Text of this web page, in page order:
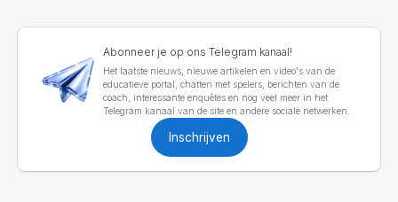
Abonneer je op ons Telegram kanaal!
Het laatste nieuws, nieuwe artikelen en video's van de
educatieve portal, chatten met spelers, berichten van de
coach, interessante enquêtes en nog veel meer in het
Telegram kanaal van de site en andere sociale netwerken.
Inschrijven